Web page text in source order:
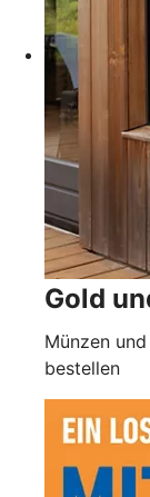
Gold
Münzen
bestellen